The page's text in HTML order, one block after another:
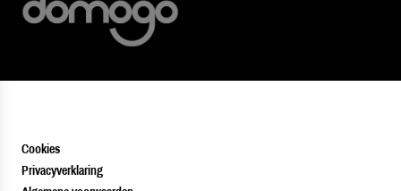
Cookies
Privacyverklaring